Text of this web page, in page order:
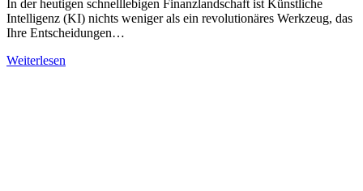
In der heutigen schnelllebigen Finanzlandschaft ist Künstliche
Intelligenz (KI) nichts weniger als ein revolutionäres Werkzeug, das
Ihre Entscheidungen…
Weiterlesen